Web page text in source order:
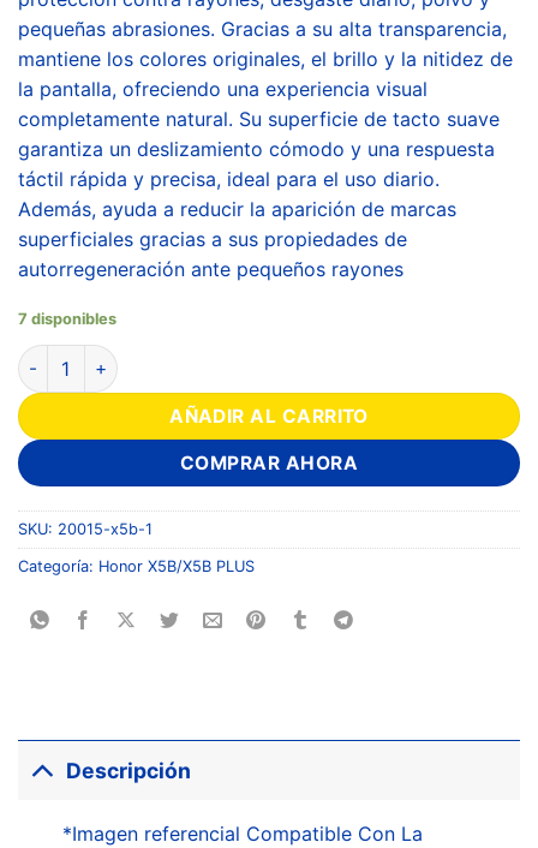
pequeñas abrasiones. Gracias a su alta transparencia,
mantiene los colores originales, el brillo y la nitidez de
la pantalla, ofreciendo una experiencia visual
completamente natural. Su superficie de tacto suave
garantiza un deslizamiento cómodo y una respuesta
táctil rápida y precisa, ideal para el uso diario.
Además, ayuda a reducir la aparición de marcas
superficiales gracias a sus propiedades de
autorregeneración ante pequeños rayones
7 disponibles
AÑADIR AL CARRITO
COMPRAR AHORA
SKU: 20015-x5b-1
Categoría: Honor X5B/X5B PLUS
Descripción
*Imagen referencial Compatible Con La